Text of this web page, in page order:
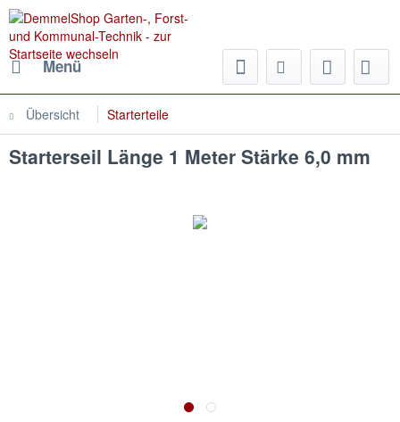
Menü
Übersicht Starterteile
Starterseil Länge 1 Meter Stärke 6,0 mm